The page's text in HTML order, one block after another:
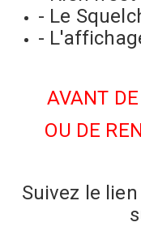
- Le
-
AVANT
OU DE
Suivez le